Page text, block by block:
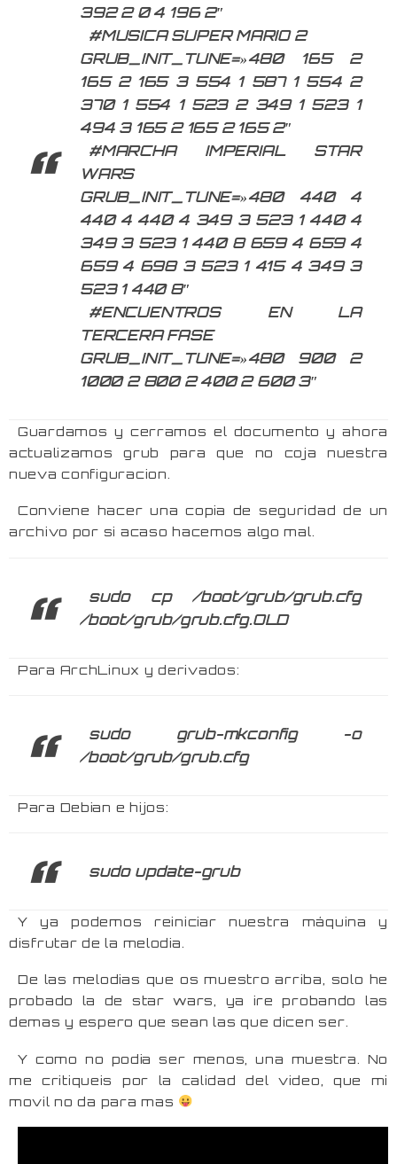
392 2 0 4 196 2″
#MUSICA SUPER MARIO 2
GRUB_INIT_TUNE=»480 165 2
165 2 165 3 554 1 587 1 554 2
370 1 554 1 523 2 349 1 523 1
494 3 165 2 165 2 165 2″
#MARCHA IMPERIAL STAR
WARS
GRUB_INIT_TUNE=»480 440 4
440 4 440 4 349 3 523 1 440 4
349 3 523 1 440 8 659 4 659 4
659 4 698 3 523 1 415 4 349 3
523 1 440 8″
#ENCUENTROS EN LA
TERCERA FASE
GRUB_INIT_TUNE=»480 900 2
1000 2 800 2 400 2 600 3″
Guardamos y cerramos el documento y ahora
actualizamos grub para que no coja nuestra
nueva configuracion.
Conviene hacer una copia de seguridad de un
archivo por si acaso hacemos algo mal.
sudo cp /boot/grub/grub.cfg
/boot/grub/grub.cfg.OLD
Para ArchLinux y derivados:
sudo grub-mkconfig -o
/boot/grub/grub.cfg
Para Debian e hijos:
sudo update-grub
Y ya podemos reiniciar nuestra máquina y
disfrutar de la melodia.
De las melodias que os muestro arriba, solo he
probado la de star wars, ya ire probando las
demas y espero que sean las que dicen ser.
Y como no podia ser menos, una muestra. No
me critiqueis por la calidad del video, que mi
movil no da para mas